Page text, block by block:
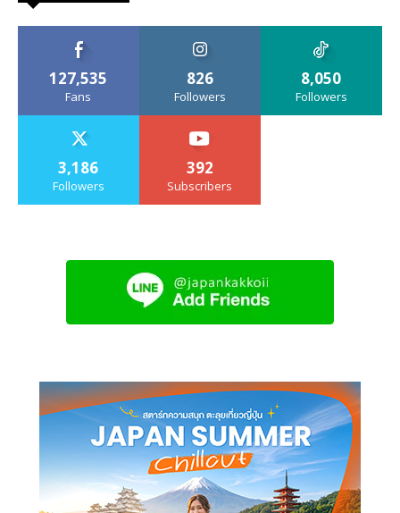
127,535
Fans
826
Followers
8,050
Followers
3,186
Followers
392
Subscribers